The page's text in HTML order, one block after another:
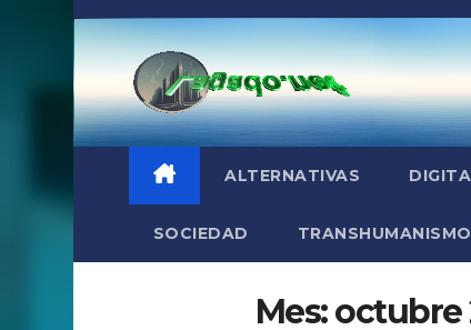
Saltar
al
contenido
ALTERNATIVAS
SOCIEDAD TRANSHUMANISMO
Mes:octubre